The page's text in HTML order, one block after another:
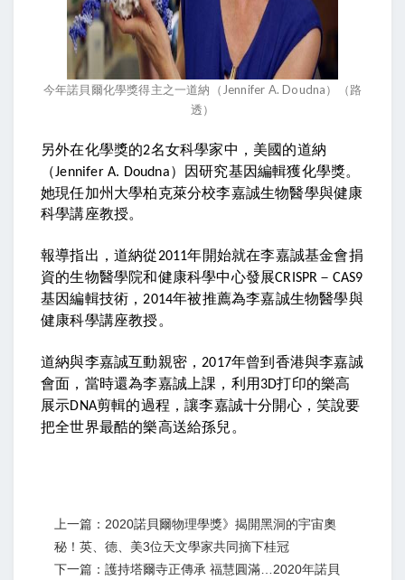
今年諾貝爾化學獎得主之一道納（Jennifer A. Doudna）（路
透）
另外在化學獎的2名女科學家中，美國的道納
（Jennifer A. Doudna）因研究基因編輯獲化學獎。
她現任加州大學柏克萊分校李嘉誠生物醫學與健康
科學講座教授。
報導指出，道納從2011年開始就在李嘉誠基金會捐
資的生物醫學院和健康科學中心發展CRISPR － CAS9
基因編輯技術，2014年被推薦為李嘉誠生物醫學與
健康科學講座教授。
道納與李嘉誠互動親密，2017年曾到香港與李嘉誠
會面，當時還為李嘉誠上課，利用3D打印的樂高
展示DNA剪輯的過程，讓李嘉誠十分開心，笑說要
把全世界最酷的樂高送給孫兒。
上一篇：2020諾貝爾物理學獎》揭開黑洞的宇宙奧
秘！英、德、美3位天文學家共同摘下桂冠
下一篇：護持塔爾寺正傳承 福慧圓滿…2020年諾貝